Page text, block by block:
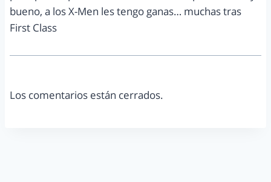
bueno, a los X-Men les tengo ganas… muchas tras
First Class
Los comentarios están cerrados.